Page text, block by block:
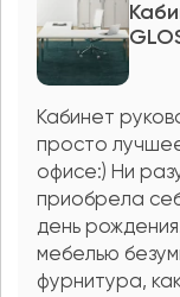
Кабинет
просто
офисе:) Ни
приобрела
день
мебелью
фурнитура,